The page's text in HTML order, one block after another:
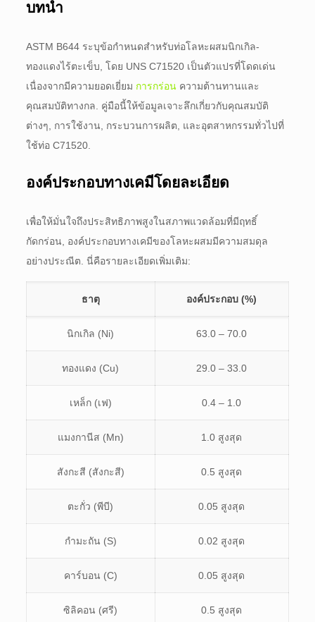
บทนำ
ASTM B644 ระบุข้อกำหนดสำหรับท่อโลหะผสมนิกเกิล-
ทองแดงไร้ตะเข็บ, โดย UNS C71520 เป็นตัวแปรที่โดดเด่น
เนื่องจากมีความยอดเยี่ยม การกร่อนความต้านทานและ
คุณสมบัติทางกล. คู่มือนี้ให้ข้อมูลเจาะลึกเกี่ยวกับคุณสมบัติ
ต่างๆ, การใช้งาน, กระบวนการผลิต, และอุตสาหกรรมทั่วไปที่
ใช้ท่อ C71520.
องค์ประกอบทางเคมีโดยละเอียด
เพื่อให้มั่นใจถึงประสิทธิภาพสูงในสภาพแวดล้อมที่มีฤทธิ์
กัดกร่อน, องค์ประกอบทางเคมีของโลหะผสมมีความสมดุล
อย่างประณีต. นี่คือรายละเอียดเพิ่มเติม:
ธาตุ องค์ประกอบ (%)
นิกเกิล (Ni) 63.0 – 70.0
ทองแดง (Cu) 29.0 – 33.0
เหล็ก (เฟ) 0.4 – 1.0
แมงกานีส (Mn) 1.0 สูงสุด
สังกะสี (สังกะสี) 0.5 สูงสุด
ตะกั่ว (พีบี) 0.05 สูงสุด
กำมะถัน (S) 0.02 สูงสุด
คาร์บอน (C) 0.05 สูงสุด
ซิลิคอน (ศรี) 0.5 สูงสุด